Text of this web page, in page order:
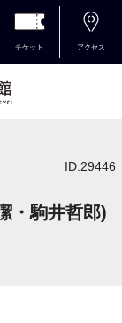
チケット アクセス
ID:29446
・駒井哲郎)